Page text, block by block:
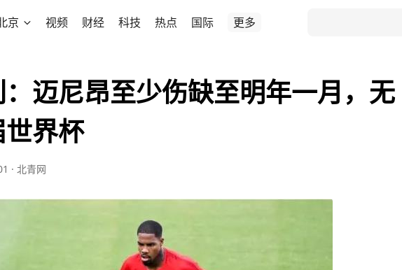
京 视频 财经 科技 热点 国际 更多
迈尼昂至少伤缺至明年一月，无
界杯
· 北青网